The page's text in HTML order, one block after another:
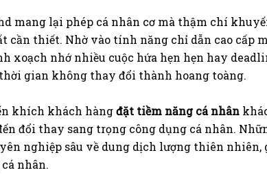
mang lại phép cá nhân cơ mà thậm chí
thiết. Nhờ vào tính năng chỉ dẫn cao cấp
xoạch nhớ nhiều cuộc hứa hẹn hẹn hay
gian không thay đổi thành hoang toàng.
khích khách hàngđặt tiềm năng cá nhân
đổi thay sang trọng công dụng cá nhân.
nghiệp sâu về dung dịch lượng thiên
nhân.